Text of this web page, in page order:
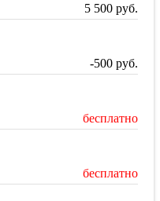
5 500 руб.
-500 руб.
бесплатно
бесплатно